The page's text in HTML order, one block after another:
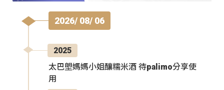
2026/ 08/ 06
2025
太巴塱媽媽小姐釀糯米酒 待palimo分享使
用